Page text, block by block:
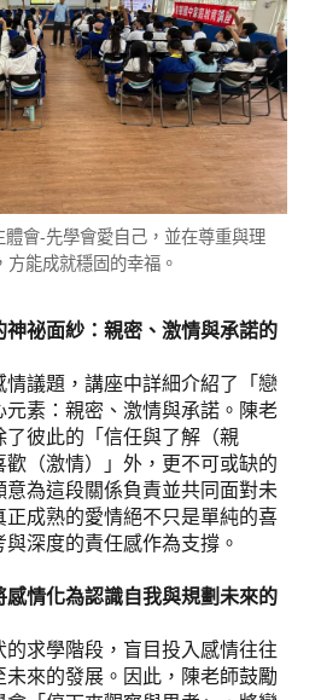
會-先學會愛自己，並在尊重與理
方能成就穩固的幸福。
祕面紗：親密、激情與承諾的
情議題，講座中詳細介紹了「戀
元素：親密、激情與承諾。陳老
了彼此的「信任與了解（親
（激情）」外，更不可或缺的
為這段關係負責並共同面對未
正成熟的愛情絕不只是單純的喜
深度的責任感作為支撐。
情化為認識自我與規劃未來的
求學階段，盲目投入感情往往
來的發展。因此，陳老師鼓勵